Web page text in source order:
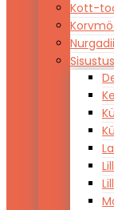
Kott-